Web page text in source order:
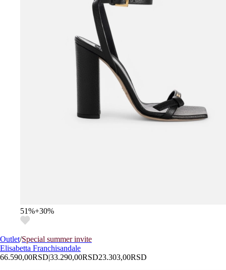
51%+30%
Outlet/Special summer invite
Elisabetta Franchisandale
66.590,00RSD|33.290,00RSD23.303,00RSD